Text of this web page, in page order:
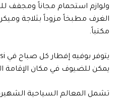
ولوازم استحمام مجاناً
الغرف مطبخاً مزوداً بثلاجة
مكتباً.
يمكن للضيوف في مكان الإقامة
تشمل المعالم السياحية